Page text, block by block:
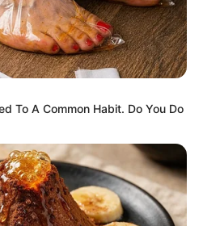
ENTIDADES FINANCIERAS
Los Yoker, la banda que
atracaba bancos en
Bogotá al estilo película de
'Hollywood'
CRÉDITOS PARA COMPRAR
VIVIENDA
Gobierno se cansó de
cobrar: Limpiaría historial
de deuda a millones
To A Common Habit. Do You Do